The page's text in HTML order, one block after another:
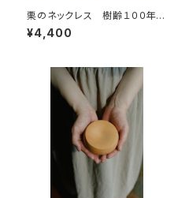
栗のネックレス 樹齢１００年超
え九州産栗で作ったアクセサリ
ー
¥4,400